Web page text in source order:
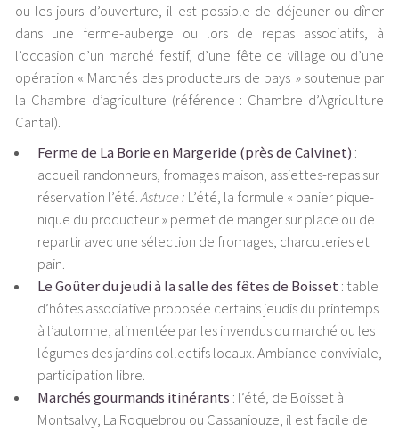
ou les jours d’ouverture, il est possible de déjeuner ou dîner
dans une ferme-auberge ou lors de repas associatifs, à
l’occasion d’un marché festif, d’une fête de village ou d’une
opération « Marchés des producteurs de pays » soutenue par
la Chambre d’agriculture (référence : Chambre d’Agriculture
Cantal).
Ferme de La Borie en Margeride (près de Calvinet) :
accueil randonneurs, fromages maison, assiettes-repas sur
réservation l’été.Astuce : L’été, la formule « panier pique-
nique du producteur » permet de manger sur place ou de
repartir avec une sélection de fromages, charcuteries et
pain.
Le Goûter du jeudi à la salle des fêtes de Boisset : table
d’hôtes associative proposée certains jeudis du printemps
à l’automne, alimentée par les invendus du marché ou les
légumes des jardins collectifs locaux. Ambiance conviviale,
participation libre.
Marchés gourmands itinérants : l’été, de Boisset à
Montsalvy, La Roquebrou ou Cassaniouze, il est facile de